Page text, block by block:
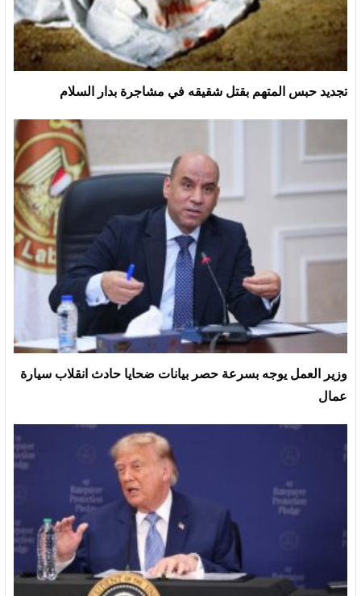
تجديد حبس المتهم بقتل شقيقه في مشاجرة بدار السلام
وزير العمل يوجه بسرعة حصر بيانات ضحايا حادث انقلاب سيارة
عمال